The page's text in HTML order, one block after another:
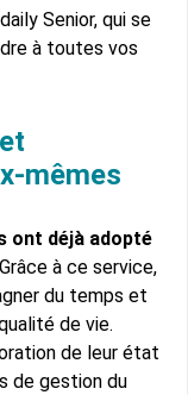
Senior, qui se
à toutes vos
mêmes
ont déjà adopté
Grâce à ce service,
du temps et
de vie.
de leur état
de gestion du